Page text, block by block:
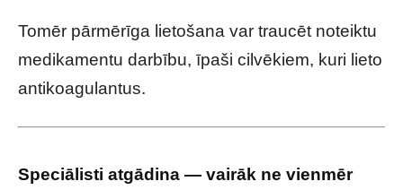
Tomēr pārmērīga lietošana var traucēt noteiktu
medikamentu darbību, īpaši cilvēkiem, kuri lieto
antikoagulantus.
Speciālisti atgādina — vairāk ne vienmēr